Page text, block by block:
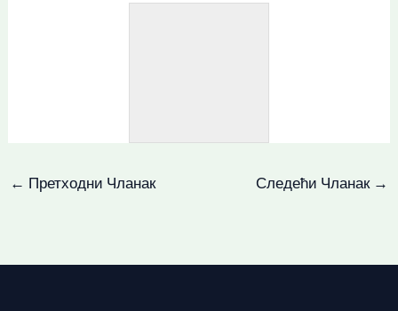
← Претходни Чланак Следећи Чланак →